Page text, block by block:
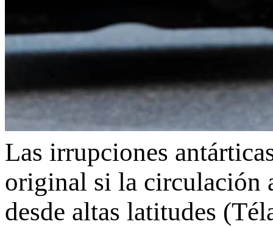
Las irrupciones
original si la circulación
desde altas latitudes